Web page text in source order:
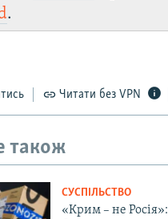
.
Читати без VPN
також
СУСПІЛЬСТВО
«Крим – не